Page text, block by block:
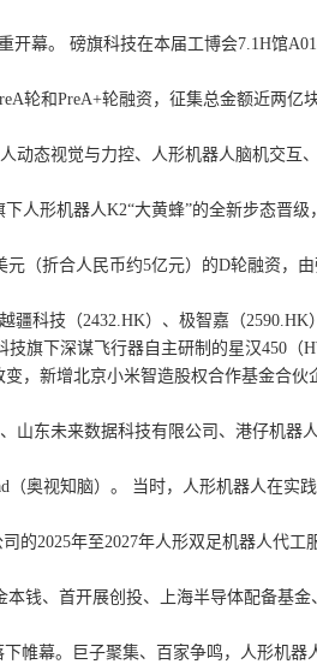
幕。 磅旗科技在本届工博会7.1H馆
和PreA+轮融资，征集总金额近两亿
态视觉与力控、人形机器人脑机交互
形机器人K2“大黄蜂”的全新步态晋级
折合人民币约5亿元）的D轮融资，
技（2432.HK）、极智嘉（2590.HK
旗下深谋飞行器自主研制的星汉450（
新增北京小米智造股权合作基金合伙
东未来数据科技有限公司、港仔机器
奥视知脑）。 当时，人形机器人在实
年至2027年人形双足机器人代工
、首开展创投、上海半导体配备基金
幕。巨子聚集、百家争鸣，人形机器